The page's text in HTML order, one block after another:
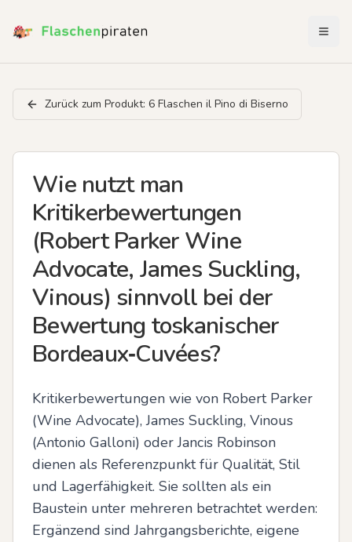
Zurück zum Produkt: 6 Flaschen il Pino di Biserno
Wie nutzt man
Kritikerbewertungen
(Robert Parker Wine
Advocate, James Suckling,
Vinous) sinnvoll bei der
Bewertung toskanischer
Bordeaux‑Cuvées?
Kritikerbewertungen wie von Robert Parker
(Wine Advocate), James Suckling, Vinous
(Antonio Galloni) oder Jancis Robinson
dienen als Referenzpunkt für Qualität, Stil
und Lagerfähigkeit. Sie sollten als ein
Baustein unter mehreren betrachtet werden:
Ergänzend sind Jahrgangsberichte, eigene